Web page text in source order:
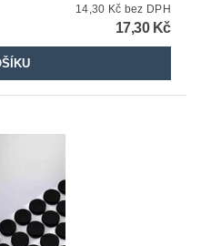
14,30 Kč bez DPH
17,30 Kč